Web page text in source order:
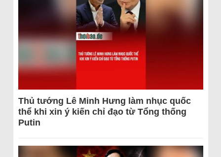
Thủ tướng Lê Minh Hưng làm nhục quốc
thể khi xin ý kiến chỉ đạo từ Tổng thống
Putin